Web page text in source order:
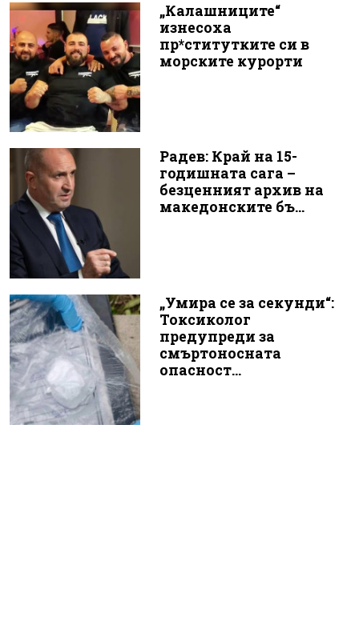
„Калашниците“
изнесоха
пр*ститутките си в
морските курорти
Радев: Край на 15-
годишната сага –
безценният архив на
македонските бъ...
„Умира се за секунди“:
Токсиколог
предупреди за
смъртоносната
опасност...